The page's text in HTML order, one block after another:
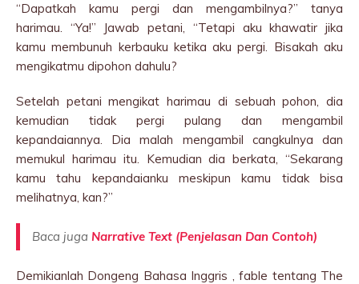
“Dapatkah kamu pergi dan mengambilnya?” tanya
harimau. “Ya!” Jawab petani, “Tetapi aku khawatir jika
kamu membunuh kerbauku ketika aku pergi. Bisakah aku
mengikatmu dipohon dahulu?
Setelah petani mengikat harimau di sebuah pohon, dia
kemudian tidak pergi pulang dan mengambil
kepandaiannya. Dia malah mengambil cangkulnya dan
memukul harimau itu. Kemudian dia berkata, “Sekarang
kamu tahu kepandaianku meskipun kamu tidak bisa
melihatnya, kan?”
Baca juga Narrative Text (Penjelasan Dan Contoh)
Demikianlah Dongeng Bahasa Inggris , fable tentang The